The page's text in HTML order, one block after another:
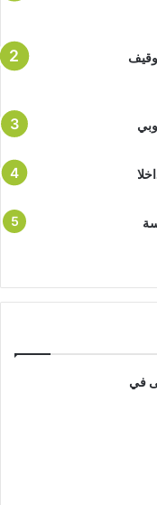
في